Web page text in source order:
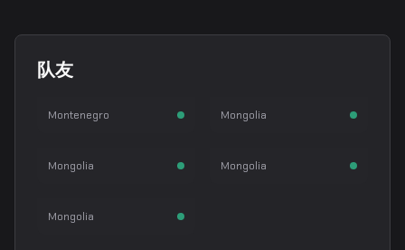
队友
步枪手
cobrazera
Anarbileg Uuganbayar
Montenegro 步枪手
Mongolia
突破手
Techno4K
Mongolia 狙击手
910
Mongolia
步枪手
mzinho
Mongolia